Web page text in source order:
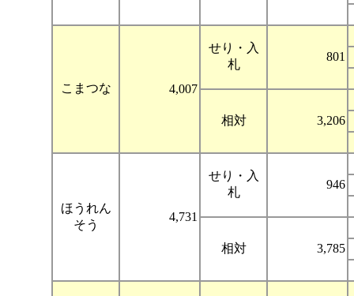
こまつな 4,007
せり・入
札
801
相対 3,206
ほうれん
そう
4,731
せり・入
札
946
相対 3,785